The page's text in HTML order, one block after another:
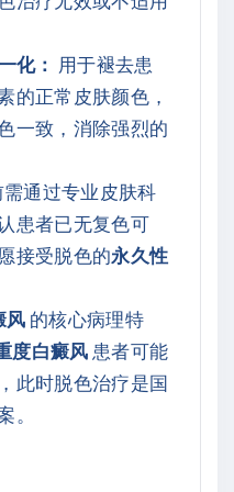
化： 用于褪去患
的正常皮肤颜色，
一致，消除强烈的
通过专业皮肤科
患者已无复色可
接受脱色的永久性
风 的核心病理特
度白癜风 患者可能
此时脱色治疗是国
。